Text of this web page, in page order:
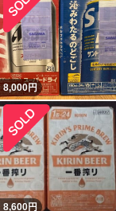
8,000円
8,600円